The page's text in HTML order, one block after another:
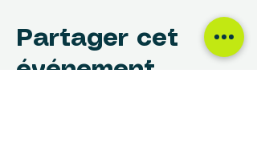
Partager cet
événement